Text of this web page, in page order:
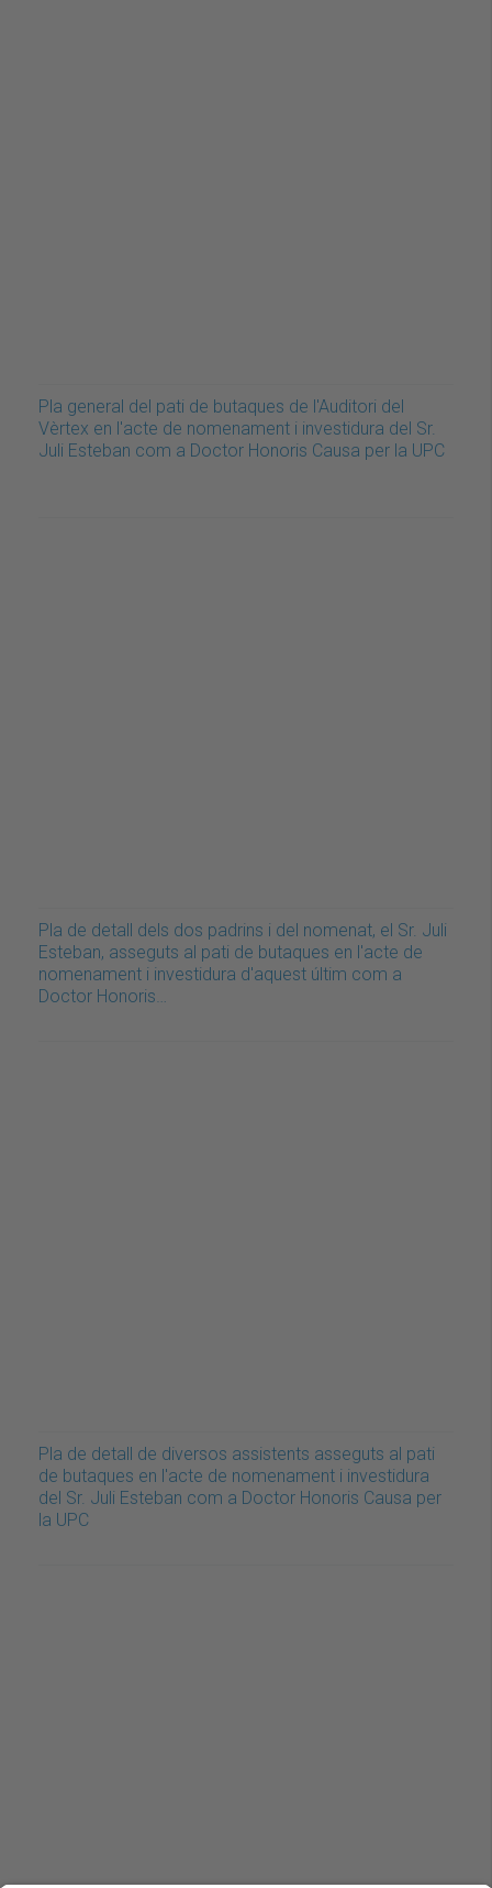
Pla general del pati de butaques de l'Auditori del
Vèrtex en l'acte de nomenament i investidura del Sr.
Juli Esteban com a Doctor Honoris Causa per la UPC
Pla de detall dels dos padrins i del nomenat, el Sr. Juli
Esteban, asseguts al pati de butaques en l'acte de
nomenament i investidura d'aquest últim com a
Doctor Honoris…
Pla de detall de diversos assistents asseguts al pati
de butaques en l'acte de nomenament i investidura
del Sr. Juli Esteban com a Doctor Honoris Causa per
la UPC